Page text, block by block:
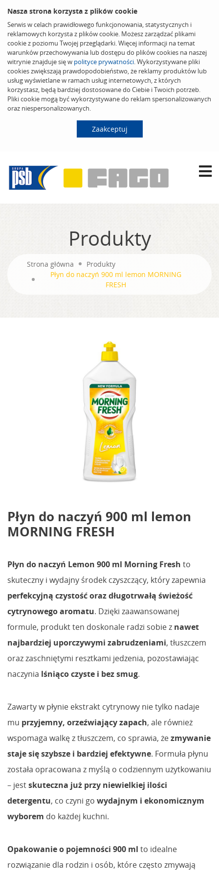
Nasza strona korzysta z plików cookie
Serwis w celach prawidłowego funkcjonowania, statystycznych i
reklamowych korzysta z plików cookie. Możesz zarządzać plikami
cookie z poziomu Twojej przeglądarki. Więcej informacji na temat
warunków przechowywania lub dostępu do plików cookies na naszej
witrynie znajduje się w polityce prywatności. Wykorzystywane pliki
cookies zwiększają prawdopodobieństwo, że reklamy produktów lub
usług wyświetlane w ramach usług internetowych, z których
korzystasz, będą bardziej dostosowane do Ciebie i Twoich potrzeb.
Pliki cookie mogą być wykorzystywane do reklam spersonalizowanych
oraz niespersonalizowanych.
Zaakceptuj
Produkty
Strona główna
Produkty
Płyn do naczyń 900 ml lemon MORNING
FRESH
Płyn do naczyń 900 ml lemon
MORNING FRESH
Płyn do naczyń Lemon 900 ml Morning Fresh to
skuteczny i wydajny środek czyszczący, który zapewnia
perfekcyjną czystość oraz długotrwałą świeżość
cytrynowego aromatu. Dzięki zaawansowanej
formule, produkt ten doskonale radzi sobie z nawet
najbardziej uporczywymi zabrudzeniami, tłuszczem
oraz zaschniętymi resztkami jedzenia, pozostawiając
naczynia lśniąco czyste i bez smug.
Zawarty w płynie ekstrakt cytrynowy nie tylko nadaje
mu przyjemny, orzeźwiający zapach, ale również
wspomaga walkę z tłuszczem, co sprawia, żezmywanie
staje się szybsze i bardziej efektywne. Formuła płynu
została opracowana z myślą o codziennym użytkowaniu
– jestskuteczna już przy niewielkiej ilości
detergentu, co czyni go wydajnym i ekonomicznym
wyborem do każdej kuchni.
Opakowanie o pojemności 900 ml to idealne
rozwiązanie dla rodzin i osób, które często zmywają